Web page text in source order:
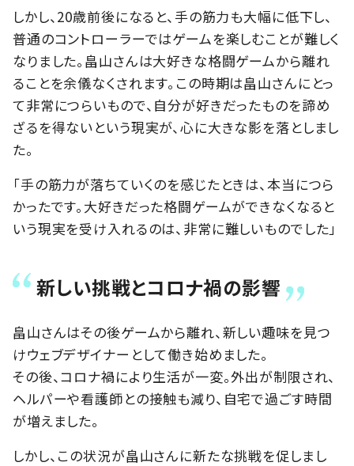
しかし、20歳前後になると、手の筋力も大幅に低下し、
普通のコントローラーではゲームを楽しむことが難しく
なりました。畠山さんは大好きな格闘ゲームから離れ
ることを余儀なくされます。この時期は畠山さんにとっ
て非常につらいもので、自分が好きだったものを諦め
ざるを得ないという現実が、心に大きな影を落としまし
た。
「手の筋力が落ちていくのを感じたときは、本当につら
かったです。大好きだった格闘ゲームができなくなると
いう現実を受け入れるのは、非常に難しいものでした」
新しい挑戦とコロナ禍の影響
畠山さんはその後ゲームから離れ、新しい趣味を見つ
けウェブデザイナーとして働き始めました。
その後、コロナ禍により生活が一変。外出が制限され、
ヘルパーや看護師との接触も減り、自宅で過ごす時間
が増えました。
しかし、この状況が畠山さんに新たな挑戦を促しまし